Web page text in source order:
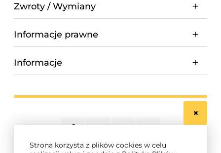
Strona korzysta z plików cookies w celu
Zwroty / Wymiany
Informacje prawne
Informacje